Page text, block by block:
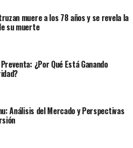
muere a los 78 años y se revela la
su muerte
¿Por Qué Está Ganando
Análisis del Mercado y Perspectivas